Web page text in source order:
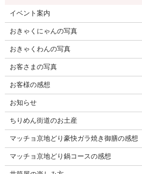
イベント案内
おきゃくにゃんの写真
おきゃくわんの写真
お客さまの写真
お客様の感想
お知らせ
ちりめん街道のお土産
マッチョ京地どり豪快ガラ焼き御膳の感想
マッチョ京地どり鍋コースの感想